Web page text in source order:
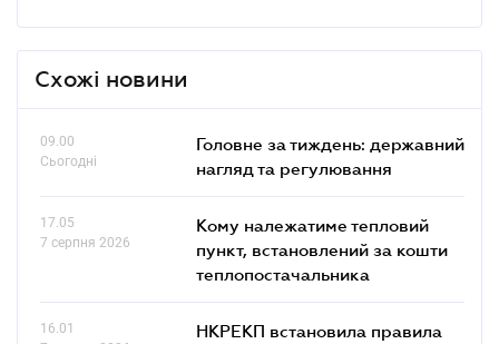
Схожі новини
09.00
Сьогодні
Головне за тиждень: державний
нагляд та регулювання
17.05
7 серпня 2026
Кому належатиме тепловий
пункт, встановлений за кошти
теплопостачальника
16.01
НКРЕКП встановила правила